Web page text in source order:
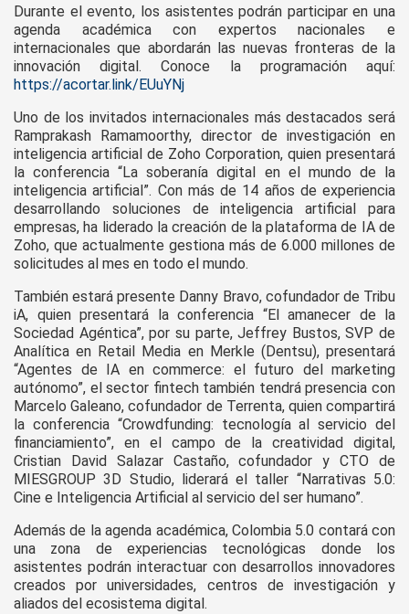
Durante el evento, los asistentes podrán participar en una
agenda académica con expertos nacionales e
internacionales que abordarán las nuevas fronteras de la
innovación digital. Conoce la programación aquí:
https://acortar.link/EUuYNj
Uno de los invitados internacionales más destacados será
Ramprakash Ramamoorthy, director de investigación en
inteligencia artificial de Zoho Corporation, quien presentará
la conferencia “La soberanía digital en el mundo de la
inteligencia artificial”. Con más de 14 años de experiencia
desarrollando soluciones de inteligencia artificial para
empresas, ha liderado la creación de la plataforma de IA de
Zoho, que actualmente gestiona más de 6.000 millones de
solicitudes al mes en todo el mundo.
También estará presente Danny Bravo, cofundador de Tribu
iA, quien presentará la conferencia “El amanecer de la
Sociedad Agéntica”, por su parte, Jeffrey Bustos, SVP de
Analítica en Retail Media en Merkle (Dentsu), presentará
“Agentes de IA en commerce: el futuro del marketing
autónomo”, el sector fintech también tendrá presencia con
Marcelo Galeano, cofundador de Terrenta, quien compartirá
la conferencia “Crowdfunding: tecnología al servicio del
financiamiento”, en el campo de la creatividad digital,
Cristian David Salazar Castaño, cofundador y CTO de
MIESGROUP 3D Studio, liderará el taller “Narrativas 5.0:
Cine e Inteligencia Artificial al servicio del ser humano”.
Además de la agenda académica, Colombia 5.0 contará con
una zona de experiencias tecnológicas donde los
asistentes podrán interactuar con desarrollos innovadores
creados por universidades, centros de investigación y
aliados del ecosistema digital.